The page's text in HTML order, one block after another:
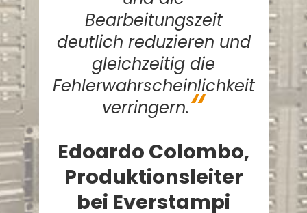
Bearbeitungszeit
deutlich reduzieren und
gleichzeitig die
Fehlerwahrscheinlichkeit
verringern.
Edoardo Colombo,
Produktionsleiter
bei Everstampi